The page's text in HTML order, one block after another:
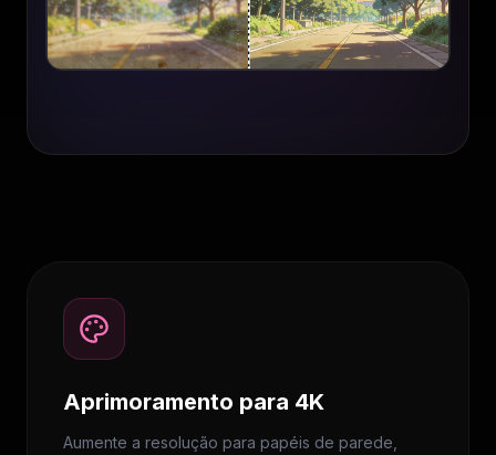
Aprimoramento para 4K
Aumente a resolução para papéis de parede,